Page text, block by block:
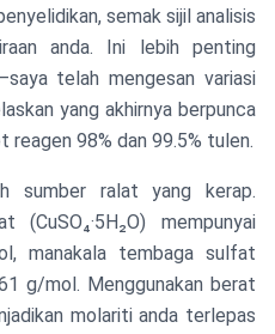
semak sijil analisis
anda. Ini lebih penting
telah mengesan variasi
yang akhirnya berpunca
reagen 98% dan 99.5% tulen.
sumber ralat yang kerap.
mempunyai
manakala tembaga sulfat
g/mol. Menggunakan berat
molariti anda terlepas